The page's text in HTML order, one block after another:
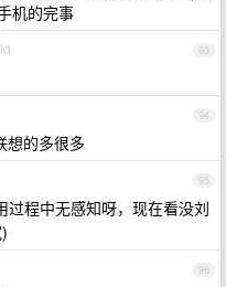
机的完事
93
94
想的多很多
95
过程中无感知呀，现在看没刘
96